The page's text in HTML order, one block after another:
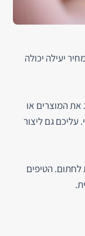
יעילה יכולה
המוצרים או
גם ליצור
הטיפים